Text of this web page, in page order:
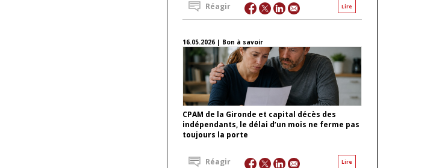
Lire
Réagir
16.05.2026 | Bon à savoir
CPAM de la Gironde et capital décès des
indépendants, le délai d’un mois ne ferme pas
toujours la porte
Lire
Réagir